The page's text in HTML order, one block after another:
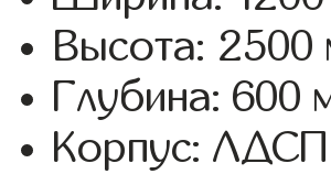
Высота: 2500
Глубина: 600
Корпус: